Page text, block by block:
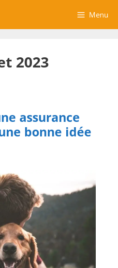
Menu
2023
assurance
bonne idée